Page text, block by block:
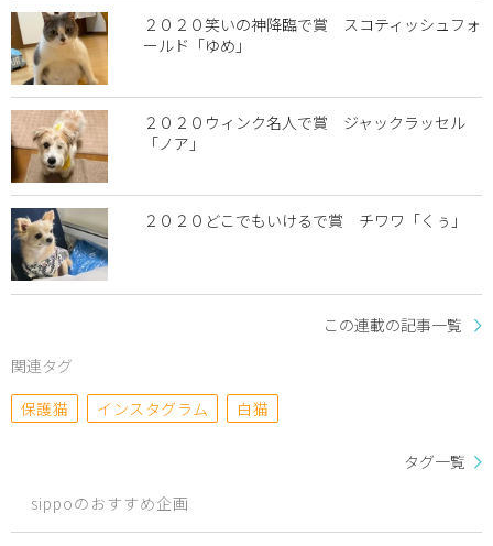
２０２０笑いの神降臨で賞 スコティッシュフォ
ールド「ゆめ」
２０２０ウィンク名人で賞 ジャックラッセル
「ノア」
２０２０どこでもいけるで賞 チワワ「くぅ」
この連載の記事一覧
関連タグ
保護猫
インスタグラム 白猫
タグ一覧
sippoのおすすめ企画